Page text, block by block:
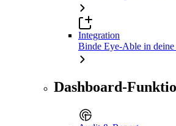
Integration
Binde Eye-Able in deine
Dashboard-